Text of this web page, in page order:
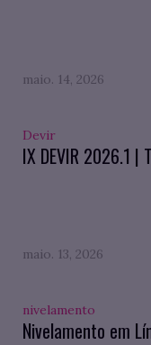
maio. 14, 2026
Devir
IX DEVIR 2026.1 |
maio. 13, 2026
nivelamento
Nivelamento em